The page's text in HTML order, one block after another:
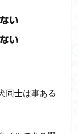
い
い
同士は事ある